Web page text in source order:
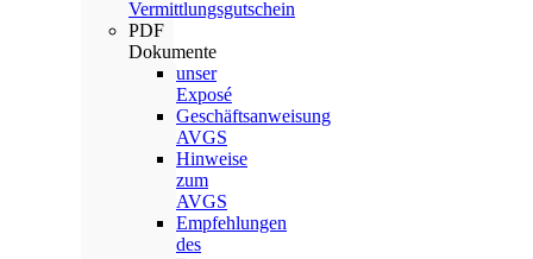
Vermittlungsgutschein
PDF
Dokumente
unser
Exposé
Geschäftsanweisung
AVGS
Hinweise
zum
AVGS
Empfehlungen
des